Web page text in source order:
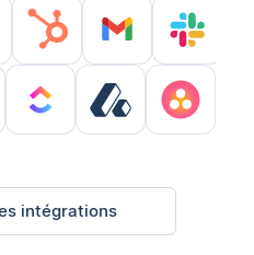
intégrations